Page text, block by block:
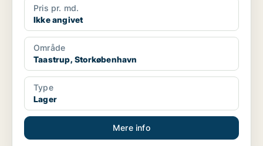
Pris pr. md.
Ikke angivet
Område
Taastrup, Storkøbenhavn
Type
Lager
Mere info